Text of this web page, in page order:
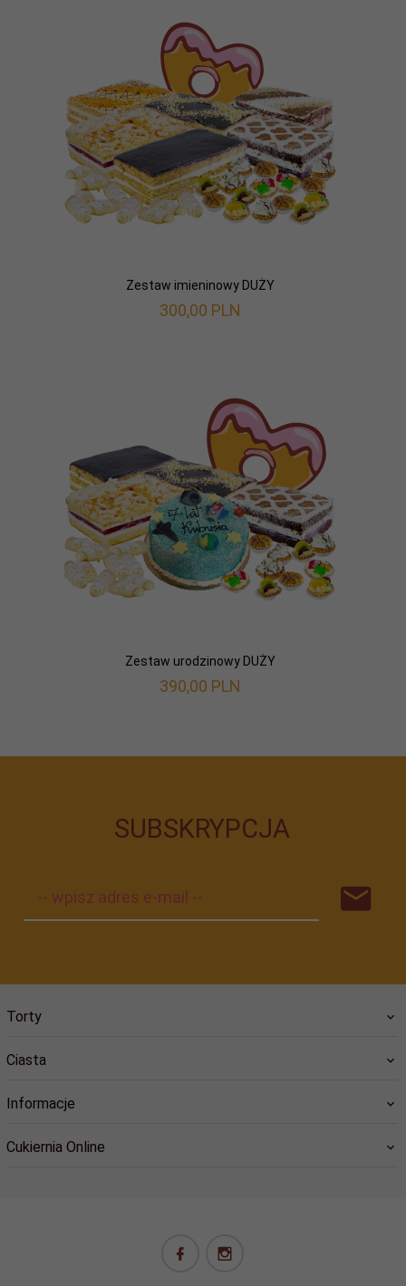
Zestaw imieninowy DUŻY
300,00 PLN
Zestaw urodzinowy DUŻY
390,00 PLN
SUBSKRYPCJA
-- wpisz adres e-mail --
Torty
Ciasta
Informacje
Cukiernia Online